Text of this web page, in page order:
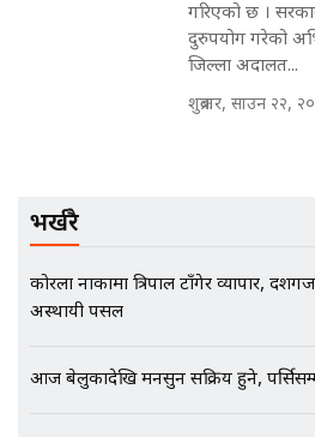
EXCLUSIVE -
गोप्य अडियो र
एभरेष्ट
दुरुपयोग गरेको
जिल्ला अदालत...
शुक्रबार, साउन २२,
भर्खरै
कोरला नाकामा त्रिपाल टाँगेर व्यापार,
अस्थायी पसल
आज बेलुकादेखि मनसुन सक्रिय हुने, पर्सिसम्म